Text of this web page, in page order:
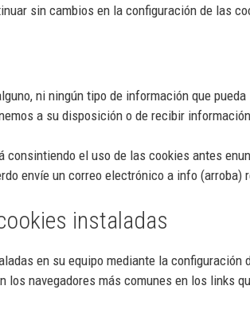
sin cambios en la configuración de las
ni ningún tipo de información que
a su disposición o de recibir
el uso de las cookies antes
envíe un correo electrónico a info
instaladas
en su equipo mediante la configuración
navegadores más comunes en los links